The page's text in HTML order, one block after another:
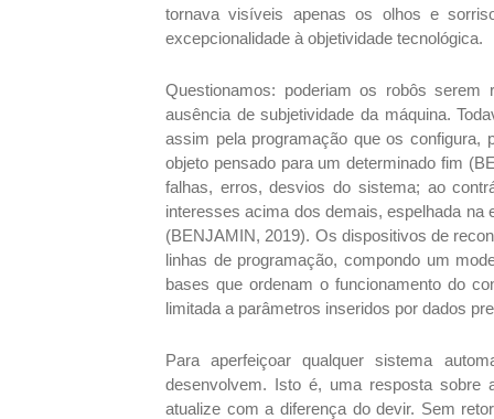
tornava visíveis apenas os olhos e
excepcionalidade à objetividade tecnológica.
Questionamos: poderiam os robôs serem
ausência de subjetividade da máquina.
assim pela programação que os configura,
objeto pensado para um determinado fim
falhas, erros, desvios do sistema; ao
interesses acima dos demais, espelhada
(BENJAMIN, 2019). Os dispositivos de
linhas de programação, compondo um
bases que ordenam o funcionamento do
limitada a parâmetros inseridos por dados
Para aperfeiçoar qualquer sistema
desenvolvem. Isto é, uma resposta sobre
atualize com a diferença do devir. Sem